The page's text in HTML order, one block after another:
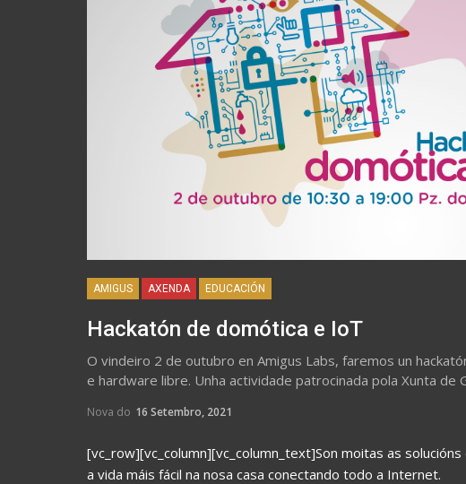
AMIGUS AXENDA EDUCACIÓN
Hackatón de domótica e IoT
O vindeiro 2 de outubro en Amigus Labs, faremos un
e hardware libre. Unha actividade patrocinada pola Xunta de
Nova do 16 Setembro, 2021
[vc_row][vc_column][vc_column_text]Son moitas as
a vida máis fácil na nosa casa conectando todo a Internet.